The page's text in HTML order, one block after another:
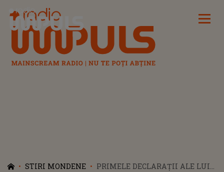
Radio Impuls
STIRI MONDENE
PRIMELE DECLARAȚII ALE LUI